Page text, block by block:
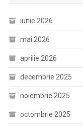
iunie 2026
mai 2026
aprilie 2026
decembrie 2025
noiembrie 2025
octombrie 2025